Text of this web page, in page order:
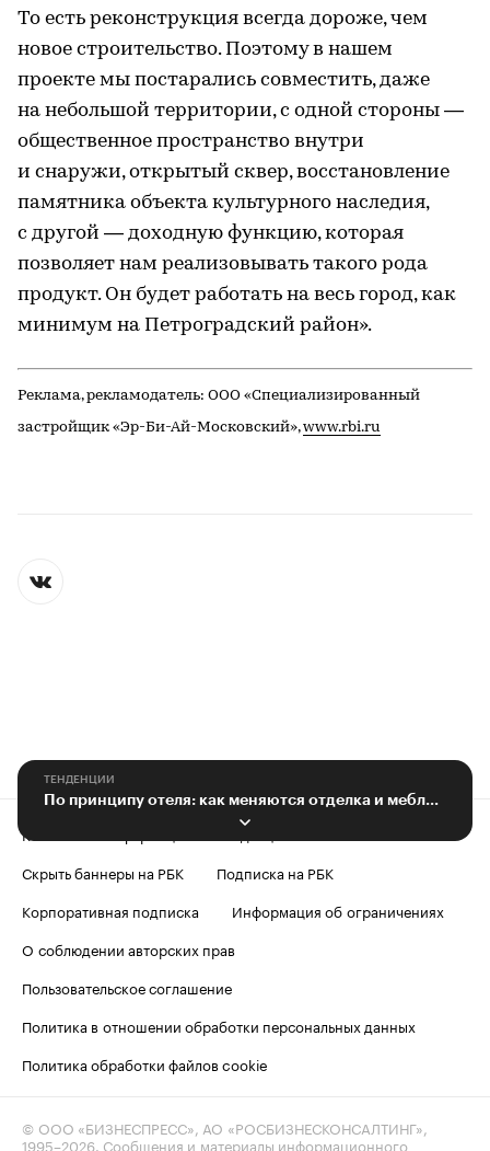
То есть реконструкция всегда дороже, чем
новое строительство. Поэтому в нашем
проекте мы постарались совместить, даже
на небольшой территории, с одной стороны —
общественное пространство внутри
и снаружи, открытый сквер, восстановление
памятника объекта культурного наследия,
с другой — доходную функцию, которая
позволяет нам реализовывать такого рода
продукт. Он будет работать на весь город, как
минимум на Петроградский район».
Реклама, рекламодатель: ООО «Специализированный
застройщик «Эр-Би-Ай-Московский»,www.rbi.ru
ТЕНДЕНЦИИ
Контактная информация
Редакция
Скрыть баннеры на РБК
Подписка на РБК
Корпоративная подписка
Информация об ограничениях
О соблюдении авторских прав
Пользовательское соглашение
Политика в отношении обработки персональных данных
Политика обработки файлов cookie
© ООО «БИЗНЕСПРЕСС», АО «РОСБИЗНЕСКОНСАЛТИНГ»,
1995–2026 . Сообщения и материалы информационного